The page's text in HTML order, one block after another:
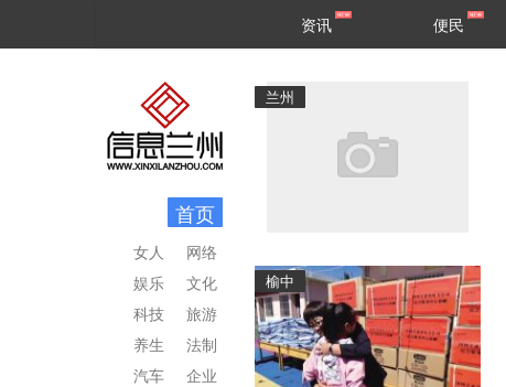
区县
资讯 便民
首页
网络
文化
旅游
法制
企业
女人
娱乐
科技
养生
汽车
兰州
榆中